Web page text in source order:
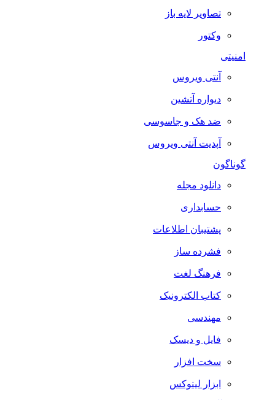
تصاویر لایه باز
وکتور
امنیتی
آنتی ویروس
دیواره آتشین
ضد هک و جاسوسی
آپدیت آنتی ویروس
گوناگون
دانلود مجله
حسابداری
پشتیبان اطلاعات
فشرده ساز
فرهنگ لغت
کتاب الکترونیک
مهندسی
فایل و دیسک
سخت افزار
ابزار لینوکس